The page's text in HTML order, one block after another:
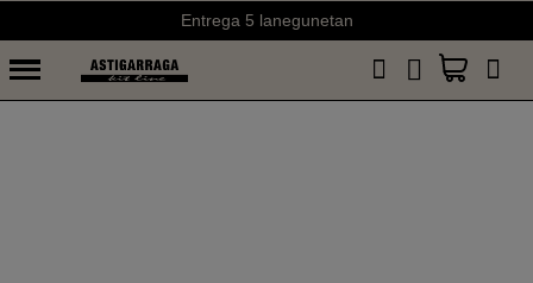
Entrega 5 lanegunetan